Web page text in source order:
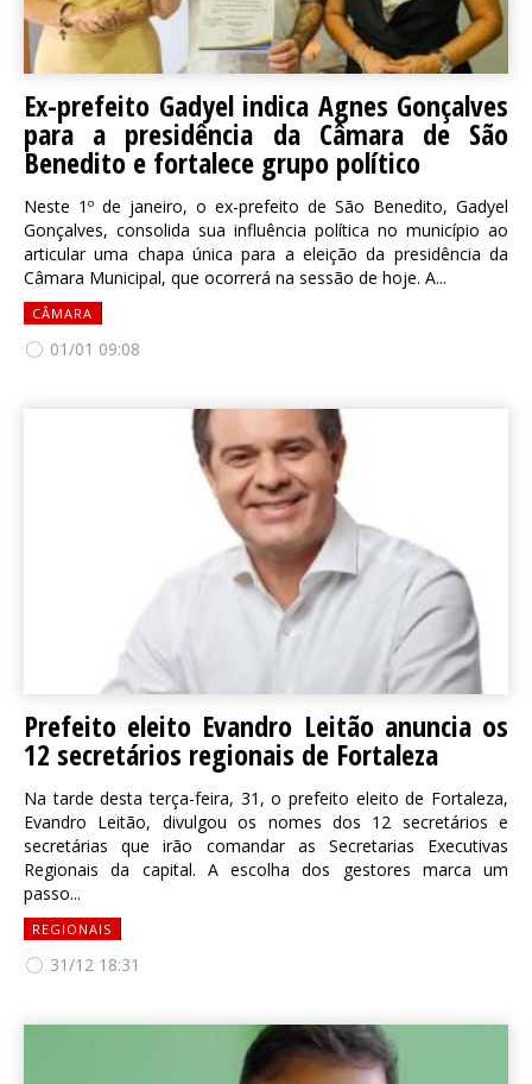
Ex-prefeito Gadyel indica Agnes Gonçalves
para a presidência da Câmara de São
Benedito e fortalece grupo político
Neste 1º de janeiro, o ex-prefeito de São Benedito, Gadyel
Gonçalves, consolida sua influência política no município ao
articular uma chapa única para a eleição da presidência da
Câmara Municipal, que ocorrerá na sessão de hoje. A...
CÂMARA
01/01 09:08
Prefeito eleito Evandro Leitão anuncia os
12 secretários regionais de Fortaleza
Na tarde desta terça-feira, 31, o prefeito eleito de Fortaleza,
Evandro Leitão, divulgou os nomes dos 12 secretários e
secretárias que irão comandar as Secretarias Executivas
Regionais da capital. A escolha dos gestores marca um
passo...
REGIONAIS
31/12 18:31